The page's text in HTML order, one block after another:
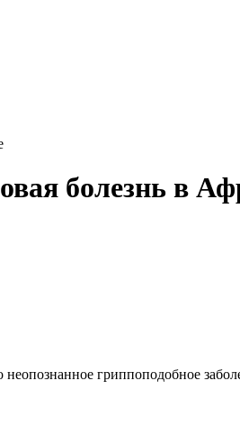
болезнь в
гриппоподобное